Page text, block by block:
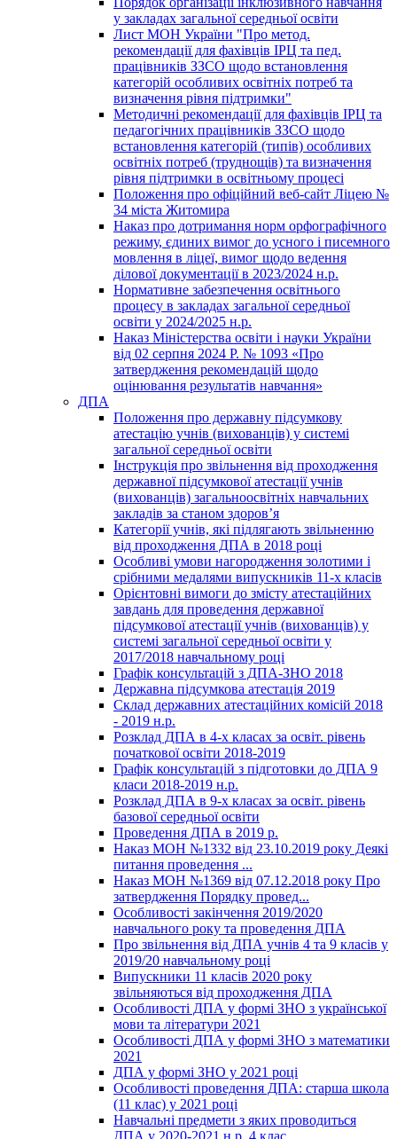
у закладах загальної середньої освіти
Лист МОН України "Про метод.
рекомендації для фахівців ІРЦ та пед.
працівників ЗЗСО щодо встановлення
категорій особливих освітніх потреб та
визначення рівня підтримки"
Методичні рекомендації для фахівців ІРЦ та
педагогічних працівників ЗЗСО щодо
встановлення категорій (типів) особливих
освітніх потреб (труднощів) та визначення
рівня підтримки в освітньому процесі
Положення про офіційний веб-сайт Ліцею №
34 міста Житомира
Наказ про дотримання норм орфографічного
режиму, єдиних вимог до усного і писемного
мовлення в ліцеї, вимог щодо ведення
ділової документації в 2023/2024 н.р.
Нормативне забезпечення освітнього
процесу в закладах загальної середньої
освіти у 2024/2025 н.р.
Наказ Міністерства освіти і науки України
від 02 серпня 2024 Р. № 1093 «Про
затвердження рекомендацій щодо
оцінювання результатів навчання»
ДПА
Положення про державну підсумкову
атестацію учнів (вихованців) у системі
загальної середньої освіти
Інструкція про звільнення від проходження
державної підсумкової атестації учнів
(вихованців) загальноосвітніх навчальних
закладів за станом здоров’я
Категорії учнів, які підлягають звільненню
від проходження ДПА в 2018 році
Особливі умови нагородження золотими і
срібними медалями випускників 11-х класів
Орієнтовні вимоги до змісту атестаційних
завдань для проведення державної
підсумкової атестації учнів (вихованців) у
системі загальної середньої освіти у
2017/2018 навчальному році
Графік консультацій з ДПА-ЗНО 2018
Державна підсумкова атестація 2019
Склад державних атестаційних комісій 2018
- 2019 н.р.
Розклад ДПА в 4-х класах за освіт. рівень
початкової освіти 2018-2019
Графік консультацій з підготовки до ДПА 9
класи 2018-2019 н.р.
Розклад ДПА в 9-х класах за освіт. рівень
базової середньої освіти
Проведення ДПА в 2019 р.
Наказ МОН №1332 від 23.10.2019 року Деякі
питання проведення ...
Наказ МОН №1369 від 07.12.2018 року Про
затвердження Порядку провед...
Особливості закінчення 2019/2020
навчального року та проведення ДПА
Про звільнення від ДПА учнів 4 та 9 класів у
2019/20 навчальному році
Випускники 11 класів 2020 року
звільняються від проходження ДПА
Особливості ДПА у формі ЗНО з української
мови та літератури 2021
Особливості ДПА у формі ЗНО з математики
2021
ДПА у формі ЗНО у 2021 році
Особливості проведення ДПА: старша школа
(11 клас) у 2021 році
Навчальні предмети з яких проводиться